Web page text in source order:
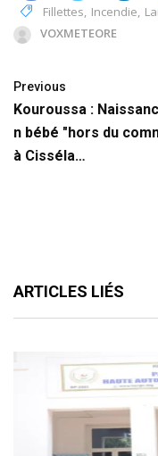
Fillettes, Incendie,
VOXMETEORE
Previous
Kouroussa :
n bébé "hors du
à Cisséla…
ARTICLES LIÉS